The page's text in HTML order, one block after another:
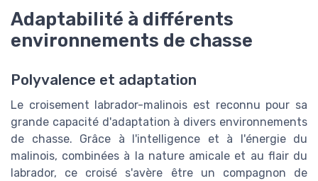
Adaptabilité à différents
environnements de chasse
Polyvalence et adaptation
Le croisement labrador-malinois est reconnu pour sa
grande capacité d'adaptation à divers environnements
de chasse. Grâce à l'intelligence et à l'énergie du
malinois, combinées à la nature amicale et au flair du
labrador, ce croisé s'avère être un compagnon de